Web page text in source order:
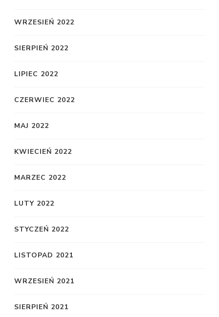
WRZESIEŃ 2022
SIERPIEŃ 2022
LIPIEC 2022
CZERWIEC 2022
MAJ 2022
KWIECIEŃ 2022
MARZEC 2022
LUTY 2022
STYCZEŃ 2022
LISTOPAD 2021
WRZESIEŃ 2021
SIERPIEŃ 2021